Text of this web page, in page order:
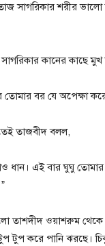
সাগরিকার শরীর ভালো
কানের কাছে
তোমার বর যে অপেক্ষা
তাজবীদ বলল,
ধান। এই বার ঘুঘু
তাশদীদ ওয়াশরুম থেকে
টুপ করে পানি ঝরছে।